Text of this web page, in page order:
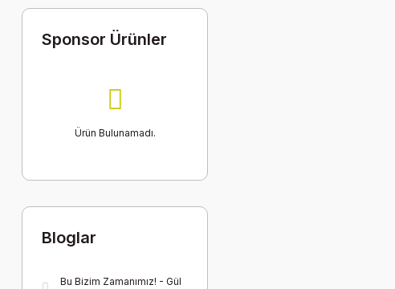
Sponsor Ürünler
Ürün Bulunamadı.
Bloglar
Bu Bizim Zamanımız! - Gül